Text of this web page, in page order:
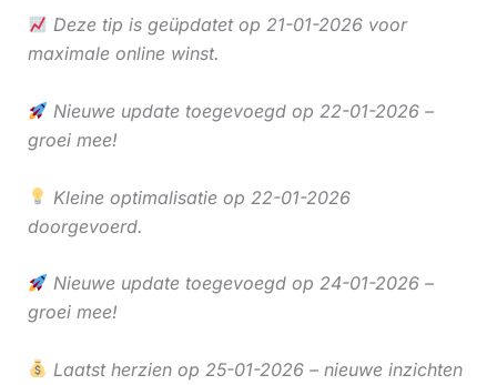
Deze tip is geüpdatet op 21-01-2026 voor
maximale online winst.
Nieuwe update toegevoegd op 22-01-2026 –
groei mee!
Kleine optimalisatie op 22-01-2026
doorgevoerd.
Nieuwe update toegevoegd op 24-01-2026 –
groei mee!
Laatst herzien op 25-01-2026 – nieuwe inzichten